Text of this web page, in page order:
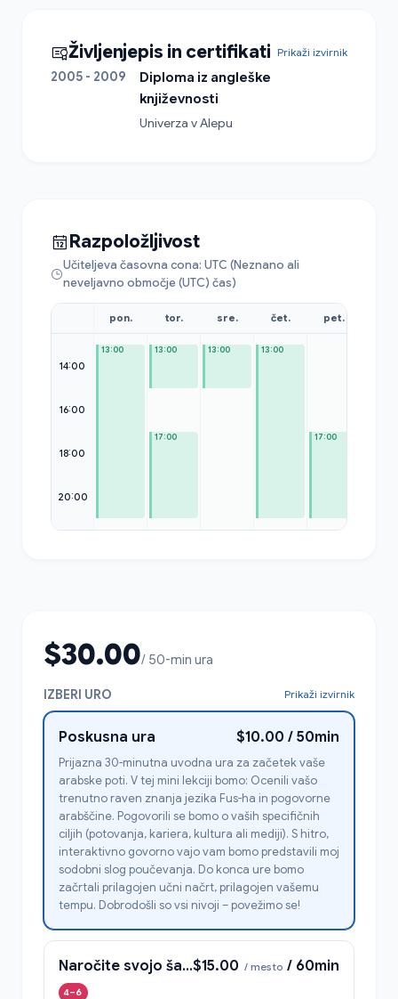
Življenjepis in certifikati Prikaži izvirnik
2005 - 2009
Diploma iz angleške
književnosti
Univerza v Alepu
Razpoložljivost
Učiteljeva časovna cona: UTC (Neznano ali
neveljavno območje (UTC) čas)
14:00
16:00
18:00
20:00
pon.
13:00
tor.
13:00
17:00
sre.
13:00
čet.
13:00
pet.
17:00
$30.00/ 50-min ura
IZBERI URO Prikaži izvirnik
Poskusna ura $10.00 / 50min
Prijazna 30-minutna uvodna ura za začetek vaše
arabske poti. V tej mini lekciji bomo: Ocenili vašo
trenutno raven znanja jezika Fus-ha in pogovorne
arabščine. Pogovorili se bomo o vaših specifičnih
ciljih (potovanja, kariera, kultura ali mediji). S hitro,
interaktivno govorno vajo vam bomo predstavili moj
sodobni slog poučevanja. Do konca ure bomo
začrtali prilagojen učni načrt, prilagojen vašemu
tempu. Dobrodošli so vsi nivoji – povežimo se!
Naročite svojo šavarmo v arabščini$15.00 / mesto / 60min
4–6